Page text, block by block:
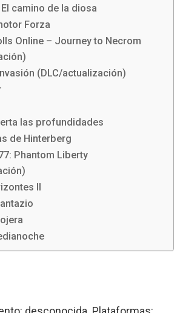
camino de la diosa
Forza
Online – Journey to Necrom
(DLC/actualización)
las profundidades
de Hinterberg
Phantom Liberty
II